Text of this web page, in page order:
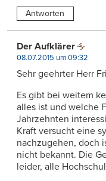
Antworten
Der Aufklärer
08.07.2015 um 09:32
Sehr geehrter Herr
Es gibt bei weitem
alles ist und welche
Jahrzehnten
Kraft versucht eine
nachzugehen, doch
nicht bekannt. Die
leider, alle